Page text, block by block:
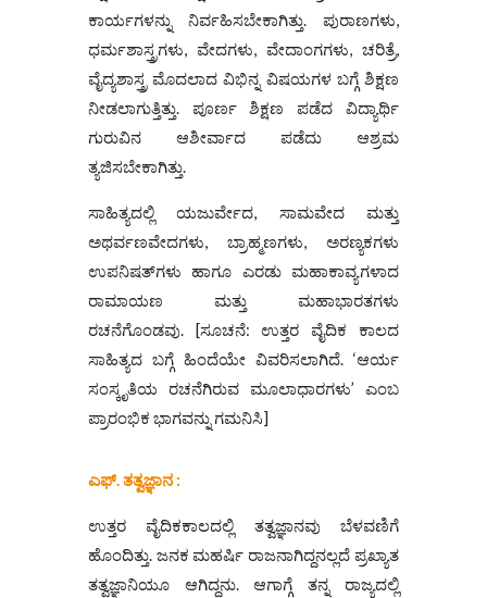
ಕಾರ್ಯಗಳನ್ನು ನಿರ್ವಹಿಸಬೇಕಾಗಿತ್ತು. ಪುರಾಣಗಳು,
ಧರ್ಮಶಾಸ್ತ್ರಗಳು, ವೇದಗಳು, ವೇದಾಂಗಗಳು, ಚರಿತ್ರೆ,
ವೈದ್ಯಶಾಸ್ತ್ರ ಮೊದಲಾದ ವಿಭಿನ್ನ ವಿಷಯಗಳ ಬಗ್ಗೆ ಶಿಕ್ಷಣ
ನೀಡಲಾಗುತ್ತಿತ್ತು. ಪೂರ್ಣ ಶಿಕ್ಷಣ ಪಡೆದ ವಿದ್ಯಾರ್ಥಿ
ಗುರುವಿನ ಆಶೀರ್ವಾದ ಪಡೆದು ಆಶ್ರಮ
ತ್ಯಜಿಸಬೇಕಾಗಿತ್ತು.
ಸಾಹಿತ್ಯದಲ್ಲಿ ಯಜುರ್ವೇದ, ಸಾಮವೇದ ಮತ್ತು
ಅಥರ್ವಣವೇದಗಳು, ಬ್ರಾಹ್ಮಣಗಳು, ಅರಣ್ಯಕಗಳು
ಉಪನಿಷತ್‌ಗಳು ಹಾಗೂ ಎರಡು ಮಹಾಕಾವ್ಯಗಳಾದ
ರಾಮಾಯಣ ಮತ್ತು ಮಹಾಭಾರತಗಳು
ರಚನೆಗೊಂಡವು. [ಸೂಚನೆ: ಉತ್ತರ ವೈದಿಕ ಕಾಲದ
ಸಾಹಿತ್ಯದ ಬಗ್ಗೆ ಹಿಂದೆಯೇ ವಿವರಿಸಲಾಗಿದೆ. ‘ಆರ್ಯ
ಸಂಸ್ಕೃತಿಯ ರಚನೆಗಿರುವ ಮೂಲಾಧಾರಗಳು’ ಎಂಬ
ಪ್ರಾರಂಭಿಕ ಭಾಗವನ್ನು ಗಮನಿಸಿ]
ಎಫ್. ತತ್ವಜ್ಞಾನ :
ಉತ್ತರ ವೈದಿಕಕಾಲದಲ್ಲಿ ತತ್ವಜ್ಞಾನವು ಬೆಳವಣಿಗೆ
ಹೊಂದಿತ್ತು. ಜನಕ ಮಹರ್ಷಿ ರಾಜನಾಗಿದ್ದನಲ್ಲದೆ ಪ್ರಖ್ಯಾತ
ತತ್ವಜ್ಞಾನಿಯೂ ಆಗಿದ್ದನು. ಆಗಾಗ್ಗೆ ತನ್ನ ರಾಜ್ಯದಲ್ಲಿ